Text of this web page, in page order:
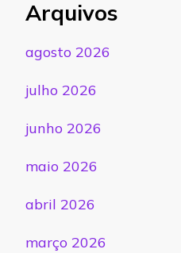
Arquivos
agosto 2026
julho 2026
junho 2026
maio 2026
abril 2026
março 2026